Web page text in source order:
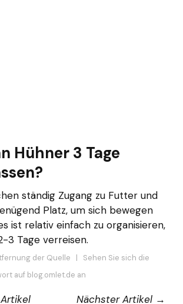
Hühner 3 Tage
ständig Zugang zu Futter und
Platz, um sich bewegen
ist relativ einfach zu organisieren,
3 Tage verreisen.
der Quelle | Sehen Sie sich die
auf blog.omlet.de an
Nächster Artikel →